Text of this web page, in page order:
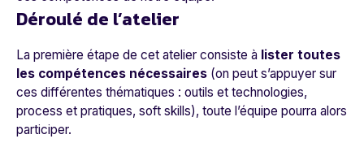
Déroulé de l’atelier
La première étape de cet atelier consiste à lister toutes
les compétences nécessaires (on peut s’appuyer sur
ces différentes thématiques : outils et technologies,
process et pratiques, soft skills), toute l’équipe pourra alors
participer.